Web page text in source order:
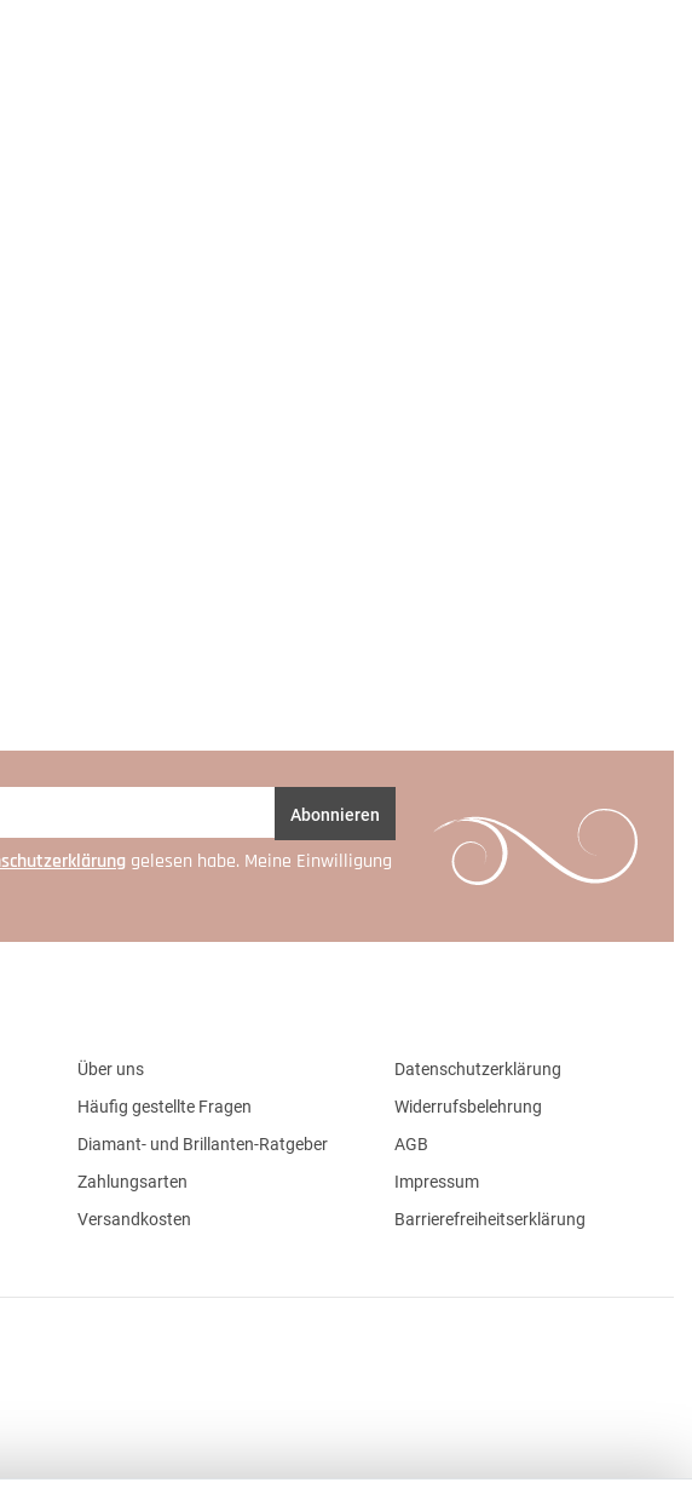
Abonnieren
gelesen habe. Meine Einwilligung
Über uns
Häufig gestellte Fragen
Diamant- und Brillanten-Ratgeber
Zahlungsarten
Versandkosten
Datenschutzerklärung
Widerrufsbelehrung
AGB
Impressum
Barrierefreiheitserklärung